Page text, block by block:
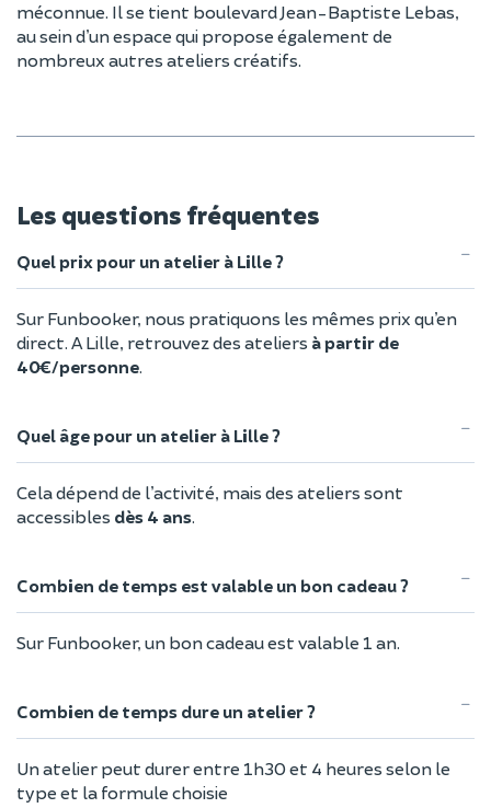
méconnue. Il se tient boulevard Jean-Baptiste Lebas,
au sein d’un espace qui propose également de
nombreux autres ateliers créatifs.
Les questions fréquentes
Quel prix pour un atelier à Lille ?
Sur Funbooker, nous pratiquons les mêmes prix qu’en
direct. A Lille, retrouvez des ateliers à partir de
40€/personne.
Quel âge pour un atelier à Lille ?
Cela dépend de l’activité, mais des ateliers sont
accessibles dès 4 ans.
Combien de temps est valable un bon cadeau ?
Sur Funbooker, un bon cadeau est valable 1 an.
Combien de temps dure un atelier ?
Un atelier peut durer entre 1h30 et 4 heures selon le
type et la formule choisie